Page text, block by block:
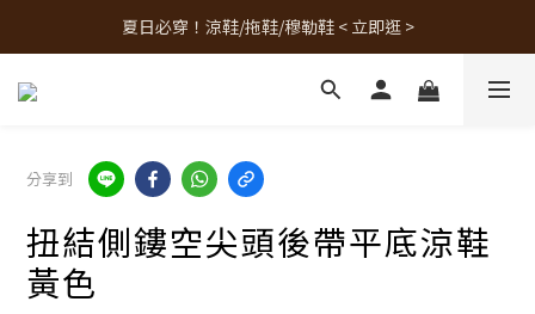
人氣熱銷款！最新補貨 < 立即逛 >
夏日必穿！涼鞋/拖鞋/穆勒鞋 < 立即逛 >
人氣熱銷款！最新補貨 < 立即逛 >
分享到
扭結側鏤空尖頭後帶平底涼鞋
黃色